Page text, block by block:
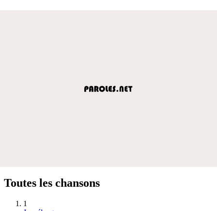
Toutes les chansons
1